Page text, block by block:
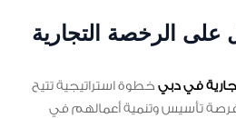
على الرخصة التجارية
في دبيخطوة استراتيجية تتيح
فرصة تأسيس وتنمية أعمالهم في